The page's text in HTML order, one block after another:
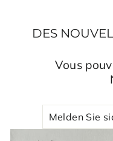
DES
Vous